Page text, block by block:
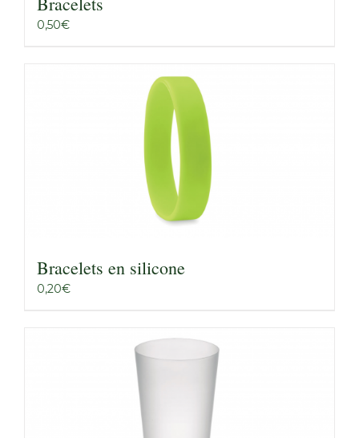
0,50€
Bracelets en silicone
0,20€